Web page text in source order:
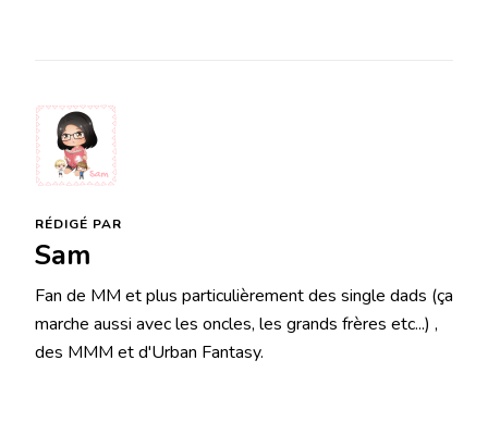
RÉDIGÉ PAR
Sam
Fan de MM et plus particulièrement des single dads (ça
marche aussi avec les oncles, les grands frères etc...) ,
des MMM et d'Urban Fantasy.